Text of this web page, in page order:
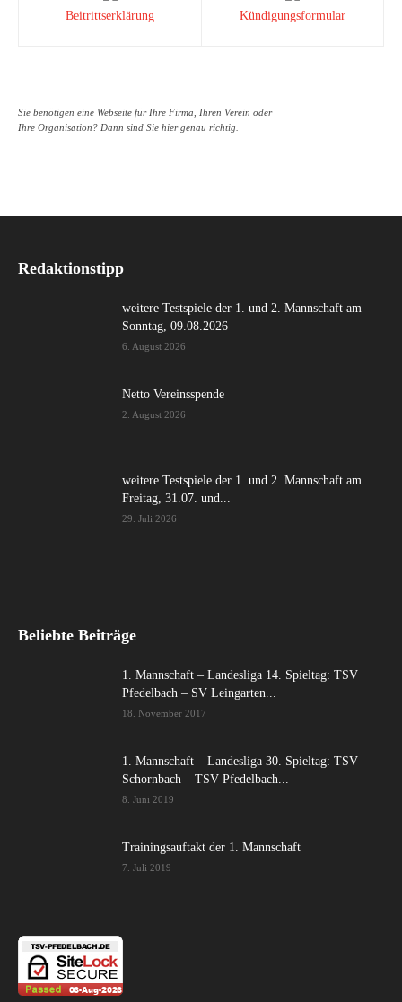
Beitrittserklärung Kündigungsformular
Sie benötigen eine Webseite für Ihre Firma, Ihren Verein oder
Ihre Organisation? Dann sind Sie hier genau richtig.
Redaktionstipp
weitere Testspiele der 1. und 2. Mannschaft am
Sonntag, 09.08.2026
6. August 2026
Netto Vereinsspende
2. August 2026
weitere Testspiele der 1. und 2. Mannschaft am
Freitag, 31.07. und...
29. Juli 2026
Beliebte Beiträge
1. Mannschaft – Landesliga 14. Spieltag: TSV
Pfedelbach – SV Leingarten...
18. November 2017
1. Mannschaft – Landesliga 30. Spieltag: TSV
Schornbach – TSV Pfedelbach...
8. Juni 2019
Trainingsauftakt der 1. Mannschaft
7. Juli 2019